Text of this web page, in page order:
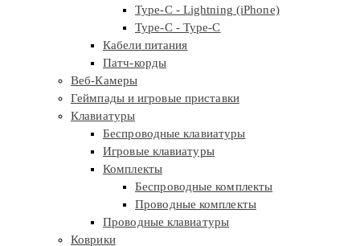
Type-C - Lightning (iPhone)
Type-C - Type-C
Кабели питания
Патч-корды
Веб-Камеры
Геймпады и игровые приставки
Клавиатуры
Беспроводные клавиатуры
Игровые клавиатуры
Комплекты
Беспроводные комплекты
Проводные комплекты
Проводные клавиатуры
Коврики